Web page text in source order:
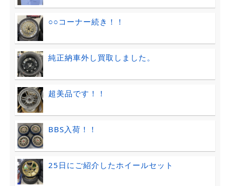
○○コーナー続き！！
純正納車外し買取しました。
超美品です！！
BBS入荷！！
25日にご紹介したホイールセット